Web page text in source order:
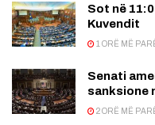
Sot në
Kuvendit
1 ORË MË
Senati
sanksione
2 ORË MË